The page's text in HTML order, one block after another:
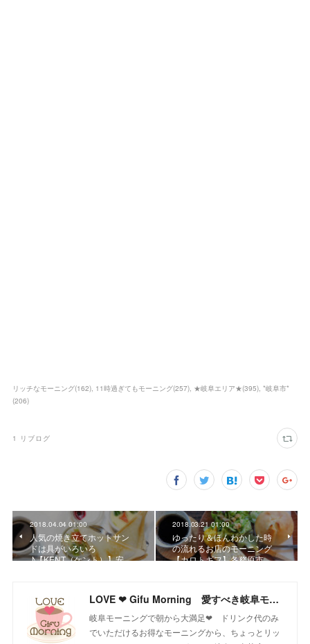
リッチなモーニング(162) 11時過ぎてもモーニング(257) ★岐阜エリア★(395) *岐阜市*
(206)
1 リブログ
2018.04.04 01:00
人気の焼き立てホットサン
ドは具がいろいろ
♪【KENT（ケント）】安…
2018.03.21 01:00
ゆったり＆ほんわかした時
の流れるお店のモーニング
【カロトギフ】各務原市…
LOVE ❤ Gifu Morning 愛すべき岐阜モーニング♪
岐阜モーニングで朝から大満足❤ ドリンク代のみ
でいただけるお得なモーニングから、ちょっとリッ